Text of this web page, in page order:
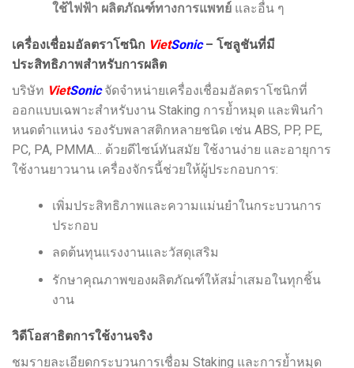
ใช้ไฟฟ้า ผลิตภัณฑ์ทางการแพทย์และอื่น ๆ
เครื่องเชื่อมอัลตราโซนิก VietSonic– โซลูชันที่มี
ประสิทธิภาพสำหรับการผลิต
บริษัท VietSonicจัดจำหน่ายเครื่องเชื่อมอัลตราโซนิกที่
ออกแบบเฉพาะสำหรับงาน Staking การย้ำหมุด และพินกำ
หนดตำแหน่ง รองรับพลาสติกหลายชนิด เช่น ABS, PP, PE,
PC, PA, PMMA… ด้วยดีไซน์ทันสมัย ใช้งานง่าย และอายุการ
ใช้งานยาวนาน เครื่องจักรนี้ช่วยให้ผู้ประกอบการ:
เพิ่มประสิทธิภาพและความแม่นยำในกระบวนการ
ประกอบ
ลดต้นทุนแรงงานและวัสดุเสริม
รักษาคุณภาพของผลิตภัณฑ์ให้สม่ำเสมอในทุกชิ้น
งาน
วิดีโอสาธิตการใช้งานจริง
ชมรายละเอียดกระบวนการเชื่อม Staking และการย้ำหมุด